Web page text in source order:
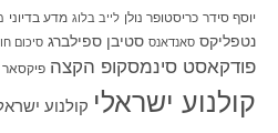
יוסף סידר כריסטופר נולן לייב בלוג מדע בדיוני
נטפליקס סאנדאנס סטיבן ספילברג סיכום
פודקאסט סינמסקופ הקצה פיקסאר
קולנוע ישראלי קולנוע